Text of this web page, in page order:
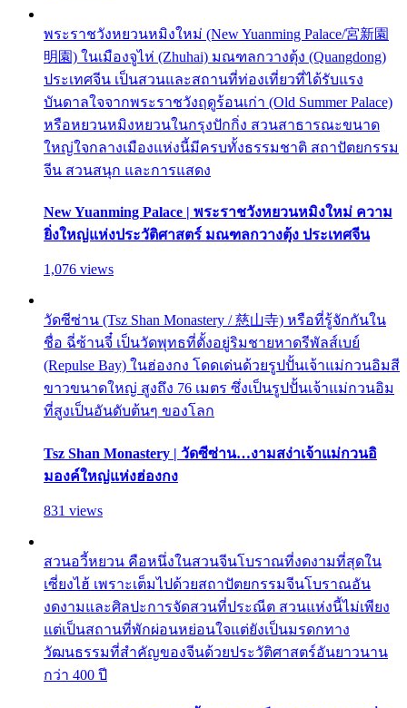
พระราชวังหยวนหมิงใหม่ (New Yuanming Palace/宮新園
明園) ในเมืองจูไห่ (Zhuhai) มณฑลกวางตุ้ง (Quangdong)
ประเทศจีน เป็นสวนและสถานที่ท่องเที่ยวที่ได้รับแรง
บันดาลใจจากพระราชวังฤดูร้อนเก่า (Old Summer Palace)
หรือหยวนหมิงหยวนในกรุงปักกิ่ง สวนสาธารณะขนาด
ใหญ่ใจกลางเมืองแห่งนี้มีครบทั้งธรรมชาติ สถาปัตยกรรม
จีน สวนสนุก และการแสดง
New Yuanming Palace | พระราชวังหยวนหมิงใหม่ ความ
ยิ่งใหญ่แห่งประวัติศาสตร์ มณฑลกวางตุ้ง ประเทศจีน
1,076 views
วัดซีซ่าน (Tsz Shan Monastery / 慈山寺) หรือที่รู้จักกันใน
ชื่อ ฉี่ซ้านจี๋ เป็นวัดพุทธที่ตั้งอยู่ริมชายหาดรีพัลส์เบย์
(Repulse Bay) ในฮ่องกง โดดเด่นด้วยรูปปั้นเจ้าแม่กวนอิมสี
ขาวขนาดใหญ่ สูงถึง 76 เมตร ซึ่งเป็นรูปปั้นเจ้าแม่กวนอิม
ที่สูงเป็นอันดับต้นๆ ของโลก
Tsz Shan Monastery | วัดซีซ่าน…งามสง่าเจ้าแม่กวนอิ
มองค์ใหญ่แห่งฮ่องกง
831 views
สวนอวี้หยวน คือหนึ่งในสวนจีนโบราณที่งดงามที่สุดใน
เซี่ยงไฮ้ เพราะเต็มไปด้วยสถาปัตยกรรมจีนโบราณอัน
งดงามและศิลปะการจัดสวนที่ประณีต สวนแห่งนี้ไม่เพียง
แต่เป็นสถานที่พักผ่อนหย่อนใจแต่ยังเป็นมรดกทาง
วัฒนธรรมที่สำคัญของจีนด้วยประวัติศาสตร์อันยาวนาน
กว่า 400 ปี